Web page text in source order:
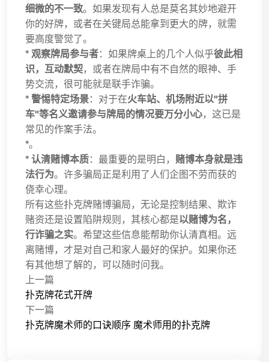
细微的不一致。如果发现有人总是莫名其妙地避开
你的好牌，或者在关键局总能拿到更大的牌，就需
要高度警觉了。
* 观察牌局参与者：如果牌桌上的几个人似乎彼此相
识，互动默契，或者在牌局中有不自然的眼神、手
势交流，很可能就是联手诈骗。
* 警惕特定场景：对于在火车站、机场附近以"拼
车"等名义邀请参与牌局的情况要万分小心，这已是
常见的作案手法。
*。
* 认清赌博本质：最重要的是明白， 赌博本身就是违
法行为。许多骗局正是利用了人们企图不劳而获的
侥幸心理。
所有这些扑克牌赌博骗局，无论是控制结果、欺诈
赌资还是设置陷阱规则，其核心都是以赌博为名，
行诈骗之实。希望这些信息能帮助你认清真相。远
离赌博，才是对自己和家人最好的保护。如果你还
有其他想了解的，可以随时问我。
上一篇
扑克牌花式开牌
下一篇
扑克牌魔术师的口诀顺序 魔术师用的扑克牌